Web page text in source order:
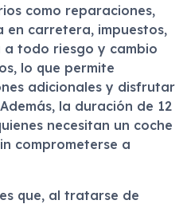
como reparaciones,
en carretera, impuestos,
a todo riesgo y cambio
lo que permite
adicionales y disfrutar
la duración de 12
necesitan un coche
comprometerse a
que, al tratarse de